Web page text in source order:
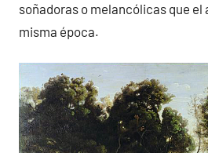
soñadoras o melancólicas que el
misma época.